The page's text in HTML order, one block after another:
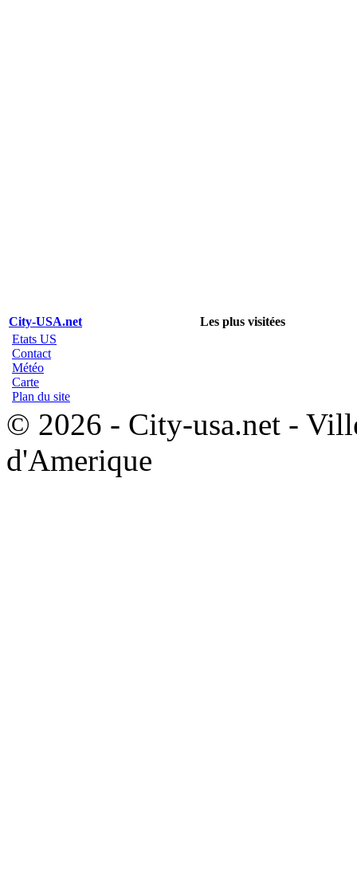
City-USA.net
Les plus visitées
Etats US
Contact
Météo
Carte
Plan du site
© 2026 - City-usa.net -
d'Amerique